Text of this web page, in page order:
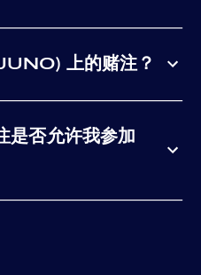
上的赌注？
否允许我参加